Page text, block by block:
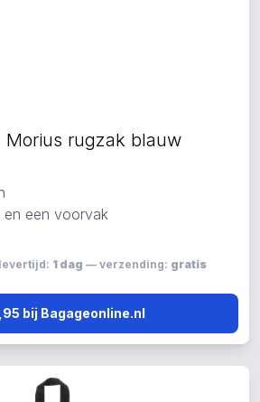
Morius rugzak blauw
en een voorvak
1 dag — verzending: gratis
bij Bagageonline.nl